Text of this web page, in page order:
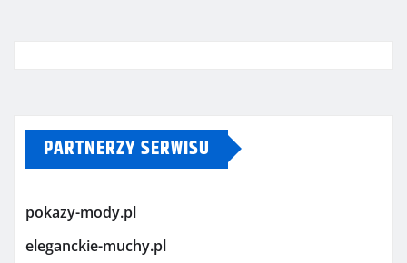
PARTNERZY SERWISU
pokazy-mody.pl
eleganckie-muchy.pl